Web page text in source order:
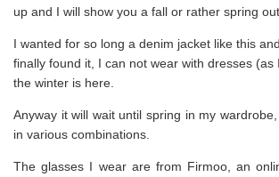
up and I will show you a fall or rather spring
I wanted for so long a denim jacket like this
finally found it, I can not wear with dresses (as
the winter is here.
Anyway it will wait until spring in my
in various combinations.
The glasses I wear are from Firmoo, an